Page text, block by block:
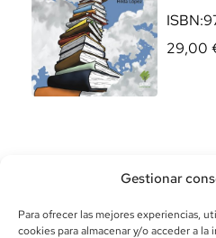
Gestionar
Para ofrecer las mejores experiencias,
cookies para almacenar y/o acceder a
ISBN:
29,00